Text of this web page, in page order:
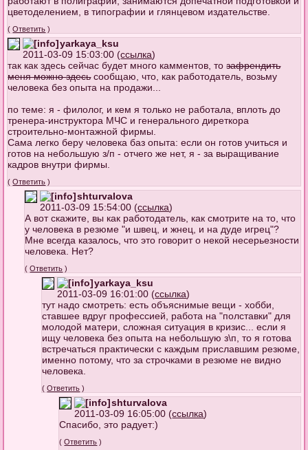
цветоделением, в типографии и глянцевом издательстве.
(Ответить )
yarkaya_ksu
2011-03-09 15:03:00 (ссылка)
так как здесь сейчас будет много камментов, тозафрендить
меня можно здесьсообщаю, что, как работодатель, возьму
человека без опыта на продажи...
по теме: я - филолог, и кем я только не работала, вплоть до
тренера-инструктора МЧС и генерального диреткора
строительно-монтажной фирмы.
Сама легко беру человека баз опыта: если он готов учиться и
готов на небольшую з/п - отчего же нет, я - за выращивание
кадров внутри фирмы.
(Ответить )
shturvalova
2011-03-09 15:54:00 (ссылка)
А вот скажите, вы как работодатель, как смотрите на то, что
у человека в резюме "и швец, и жнец, и на дуде игрец"?
Мне всегда казалось, что это говорит о некой несерьезности
человека. Нет?
(Ответить )
yarkaya_ksu
2011-03-09 16:01:00 (ссылка)
тут надо смотреть: есть объяснимые вещи - хобби,
ставшее вдруг профессией, работа на "полставки" для
молодой матери, сложная ситуация в кризис... если я
ищу человека без опыта на небольшую з\п, то я готова
встречаться практически с каждым приславшим резюме,
именно потому, что за строчками в резюме не видно
человека.
(Ответить )
shturvalova
2011-03-09 16:05:00 (ссылка)
Спасибо, это радует:)
(Ответить )